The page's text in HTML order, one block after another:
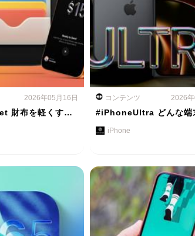
2026年05月16日
財布を軽くす…
コンテンツ 2026
#iPhoneUltra どんな
iPhone